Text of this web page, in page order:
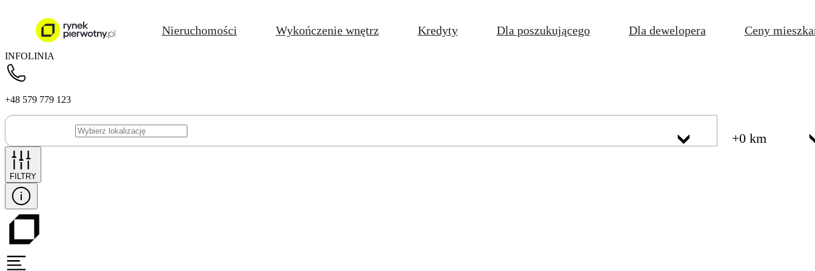
Nieruchomości Wykończenie wnętrz Kredyty Dla poszukującego Dla dewelopera Ceny
INFOLINIA
+48 579 779 123
+0 km
FILTRY